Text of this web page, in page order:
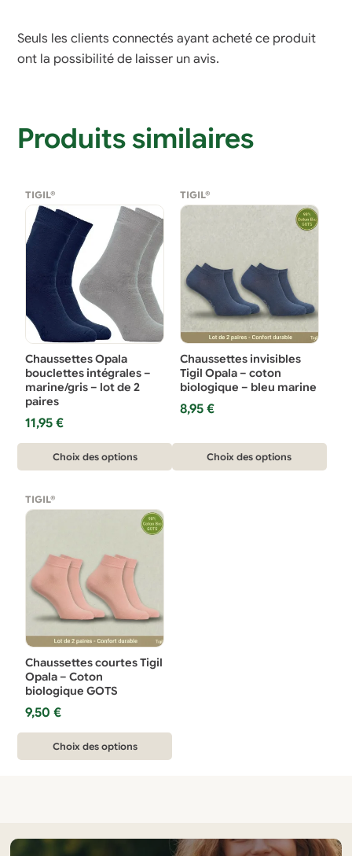
Seuls les clients connectés ayant acheté ce produit
ont la possibilité de laisser un avis.
Produits similaires
TIGIL®
Chaussettes Opala
bouclettes intégrales –
marine/gris – lot de 2
paires
11,95€
Choix des options
produit
plusieurs
options
peuvent
être
choisies
sur
la
page
du
produit
TIGIL®
Chaussettes invisibles
Tigil Opala – coton
biologique – bleu marine
8,95 €
Choix des options
produit
produit
TIGIL®
Chaussettes courtes Tigil
Opala – Coton
biologique GOTS
9,50€
Choix des options
produit
Les